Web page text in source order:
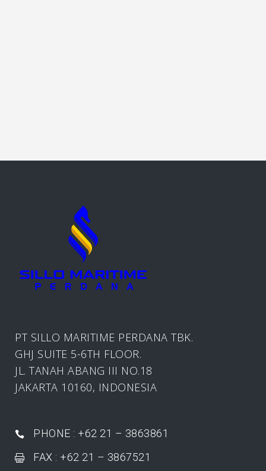
PT SILLO MARITIME PERDANA TBK.
GHJ SUITE 5-6TH FLOOR.
JL. TANAH ABANG III NO.18
JAKARTA 10160, INDONESIA
PHONE : +62 21 – 3863861
FAX : +62 21 – 3867521